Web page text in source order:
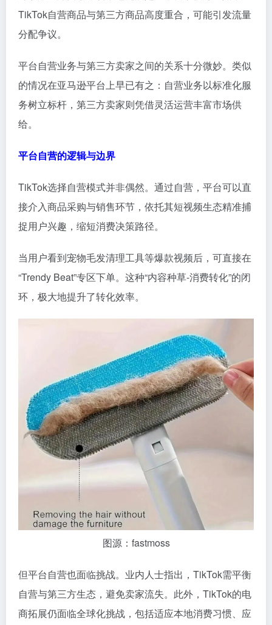
TikTok自营商品与第三方商品高度重合，可能引发流量
分配争议。
平台自营业务与第三方卖家之间的关系十分微妙。类似
的情况在亚马逊平台上早已有之：自营业务以标准化服
务树立标杆，第三方卖家则凭借灵活运营丰富市场供
给。
平台自营的逻辑与边界
TikTok选择自营模式并非偶然。通过自营，平台可以直
接介入商品采购与销售环节，依托其短视频生态精准捕
捉用户兴趣，缩短消费决策路径。
当用户看到宠物毛发清理工具等爆款视频后，可直接在
“Trendy Beat”专区下单。这种“内容种草-消费转化”的闭
环，极大地提升了转化效率。
图源：fastmoss
但平台自营也面临挑战。业内人士指出，TikTok需平衡
自营与第三方生态，避免卖家流失。此外，TikTok的电
商拓展仍面临全球化挑战，包括适应本地消费习惯、应